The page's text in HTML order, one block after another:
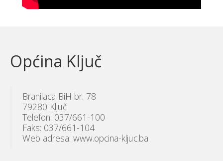
Općina Ključ
Branilaca BiH br. 78
79280 Ključ
Telefon: 037/661-100
Faks: 037/661-104
Web adresa: www.opcina-kljuc.ba